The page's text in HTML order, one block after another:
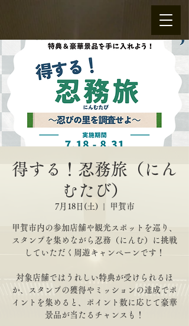
得する！忍務旅（にん
むたび）
7月18日(土)
  |
甲賀市
甲賀市内の参加店舗や観光スポットを巡り、
スタンプを集めながら忍務（にんむ）に挑戦
していただく周遊キャンペーンです！
対象店舗ではうれしい特典が受けられるほ
か、スタンプの獲得やミッションの達成でポ
イントを集めると、ポイント数に応じて豪華
景品が当たるチャンスも！